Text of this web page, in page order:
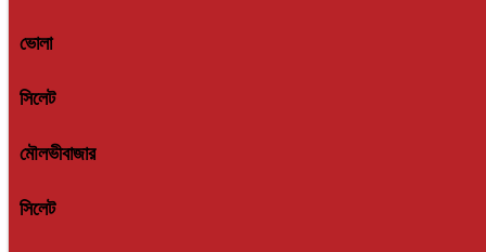
ভোলা
সিলেট
মৌলভীবাজার
সিলেট